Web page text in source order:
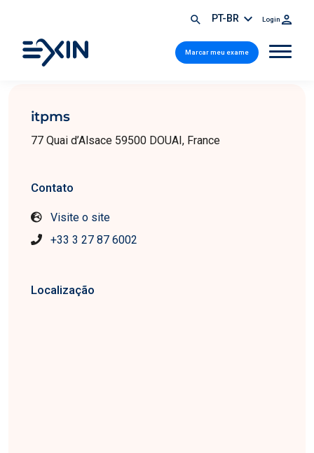
PT-BR Login
Marcar meu exame
itpms
77 Quai d’Alsace 59500 DOUAI, France
Contato
Visite o site
+33 3 27 87 6002
Localização